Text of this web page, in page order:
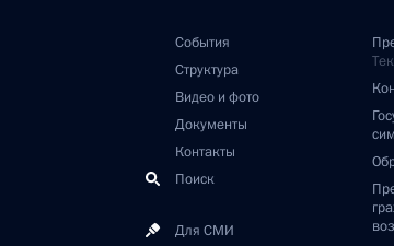
События
Структура
Видео и фото
Документы
Контакты
Поиск
Для СМИ